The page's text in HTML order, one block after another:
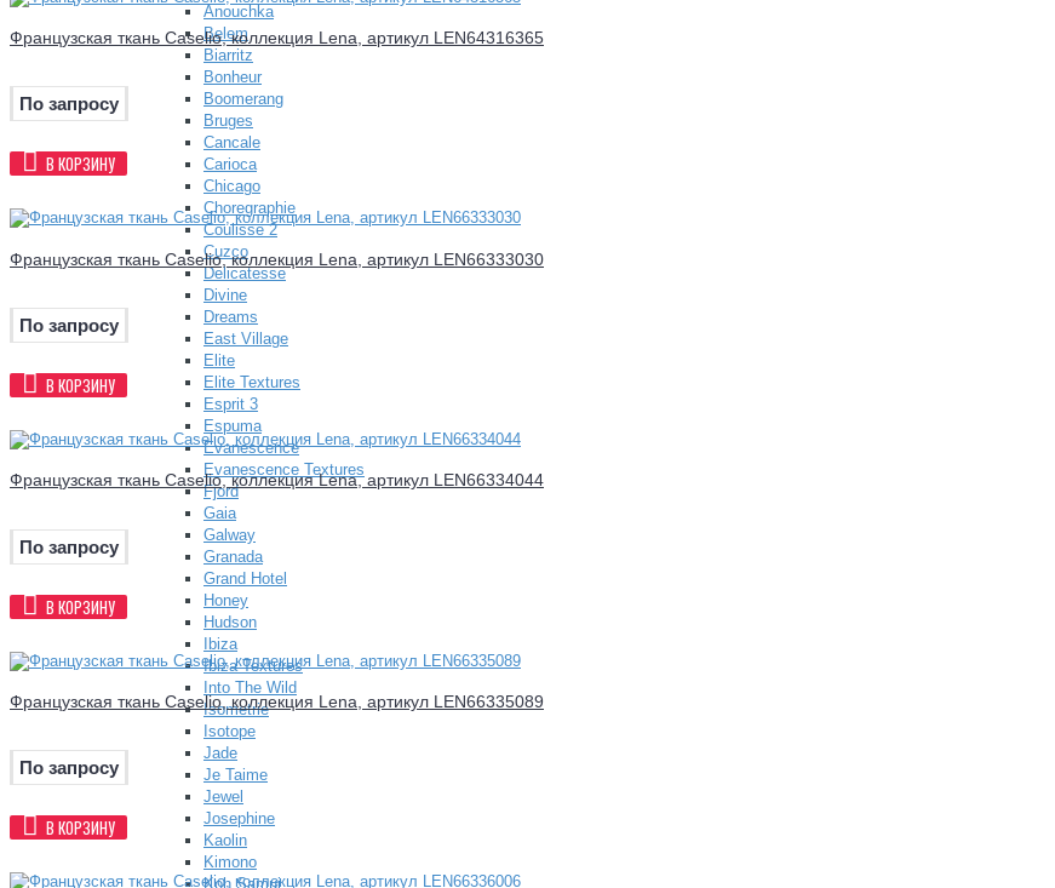
Anouchka
Belem
Biarritz
Bonheur
Boomerang
Bruges
Cancale
Carioca
Chicago
Choregraphie
Coulisse 2
Cuzco
Delicatesse
Divine
Dreams
East Village
Elite
Elite Textures
Esprit 3
Espuma
Evanescence
Evanescence Textures
Fjord
Gaia
Galway
Granada
Grand Hotel
Honey
Hudson
Ibiza
Ibiza Textures
Into The Wild
Isometrie
Isotope
Jade
Je Taime
Jewel
Josephine
Kaolin
Kimono
Koh Samui
Французская ткань Caselio, коллекция Lena, артикул LEN64316365
По запросу
В КОРЗИНУ
Французская ткань Caselio, коллекция Lena, артикул LEN66333030
По запросу
В КОРЗИНУ
Французская ткань Caselio, коллекция Lena, артикул LEN66334044
По запросу
В КОРЗИНУ
Французская ткань Caselio, коллекция Lena, артикул LEN66335089
По запросу
В КОРЗИНУ